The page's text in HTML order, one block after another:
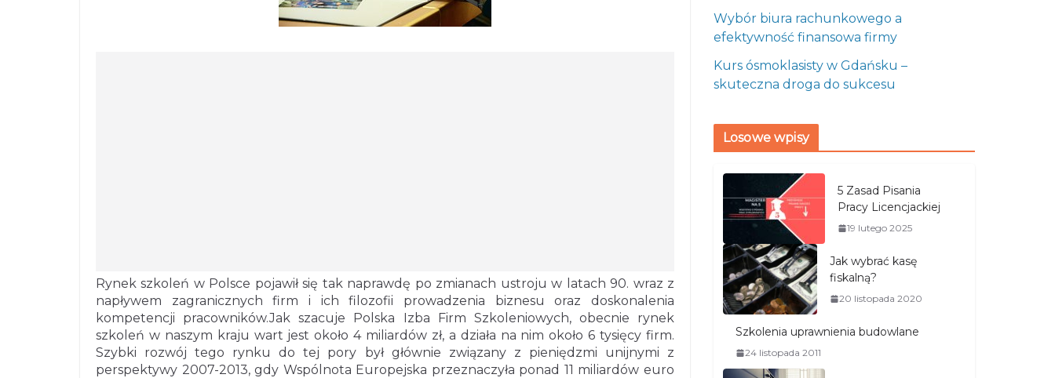
Rynek szkoleń w Polsce pojawił się tak naprawdę po zmianach ustroju w latach 90. wraz z
napływem zagranicznych firm i ich filozofii prowadzenia biznesu oraz doskonalenia
kompetencji pracowników.Jak szacuje Polska Izba Firm Szkoleniowych, obecnie rynek
szkoleń w naszym kraju wart jest około 4 miliardów zł, a działa na nim około 6 tysięcy firm.
Szybki rozwój tego rynku do tej pory był głównie związany z pieniędzmi unijnymi z
perspektywy 2007-2013, gdy Wspólnota Europejska przeznaczyła ponad 11 miliardów euro
Wybór biura rachunkowego a
efektywność finansowa firmy
Kurs ósmoklasisty w Gdańsku –
skuteczna droga do sukcesu
Losowe wpisy
5 Zasad Pisania
Pracy Licencjackiej
19 lutego 2025
Jak wybrać kasę
fiskalną?
20 listopada 2020
Szkolenia uprawnienia budowlane
24 listopada 2011